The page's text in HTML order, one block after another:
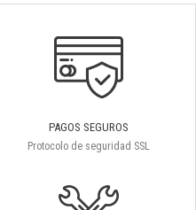
PAGOS SEGUROS
Protocolo de seguridad SSL